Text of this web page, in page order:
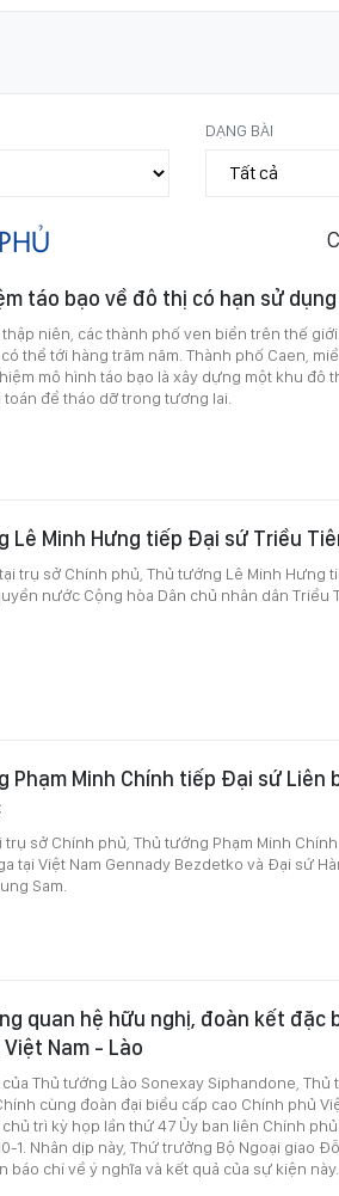
DẠNG BÀI
táo bạo về đô thị có hạn sử dụng
niên, các thành phố ven biển trên thế
thể tới hàng trăm năm. Thành phố Caen,
mô hình táo bạo là xây dựng một khu đô
để tháo dỡ trong tương lai.
Lê Minh Hưng tiếp Đại sứ Triều
trụ sở Chính phủ, Thủ tướng Lê Minh Hưng
nước Cộng hòa Dân chủ nhân dân Triều
Phạm Minh Chính tiếp Đại sứ Liên
trụ sở Chính phủ, Thủ tướng Phạm Minh
tại Việt Nam Gennady Bezdetko và Đại sứ
Sam.
quan hệ hữu nghị, đoàn kết đặc
Nam - Lào
của Thủ tướng Lào Sonexay Siphandone,
cùng đoàn đại biểu cấp cao Chính phủ
trì kỳ họp lần thứ 47 Ủy ban liên Chính
1. Nhân dịp này, Thứ trưởng Bộ Ngoại giao
báo chí về ý nghĩa và kết quả của sự kiện này.